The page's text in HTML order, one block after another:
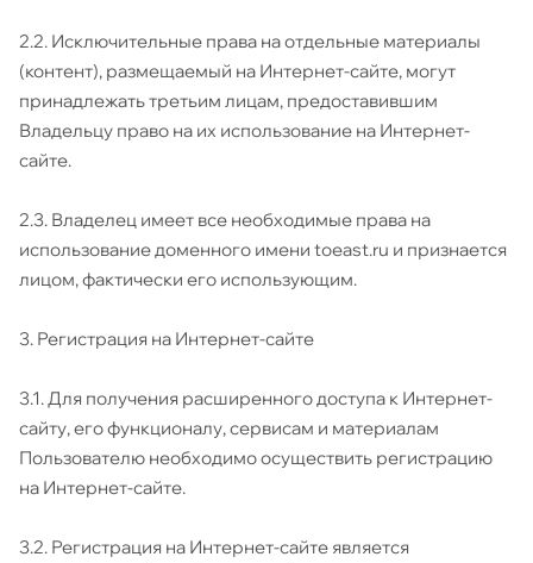
2.2. Исключительные права на отдельные материалы
(контент), размещаемый на Интернет-сайте, могут
принадлежать третьим лицам, предоставившим
Владельцу право на их использование на Интернет-
сайте.
2.3. Владелец имеет все необходимые права на
использование доменного имени toeast.ru и признается
лицом, фактически его использующим.
3. Регистрация на Интернет-сайте
3.1. Для получения расширенного доступа к Интернет-
сайту, его функционалу, сервисам и материалам
Пользователю необходимо осуществить регистрацию
на Интернет-сайте.
3.2. Регистрация на Интернет-сайте является